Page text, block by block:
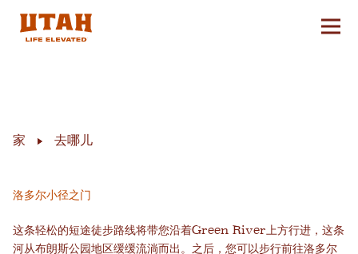
切换
家 去哪儿
洛多尔小径之门
这条轻松的短途徒步路线将带您沿着Green River上方行进，这条
河从布朗斯公园地区缓缓流淌而出。之后，您可以步行前往洛多尔